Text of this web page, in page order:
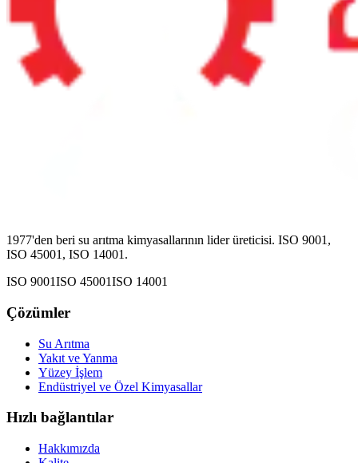
1977'den beri su arıtma kimyasallarının lider üreticisi. ISO 9001,
ISO 45001, ISO 14001.
ISO 9001ISO 45001ISO 14001
Çözümler
Su Arıtma
Yakıt ve Yanma
Yüzey İşlem
Endüstriyel ve Özel Kimyasallar
Hızlı bağlantılar
Hakkımızda